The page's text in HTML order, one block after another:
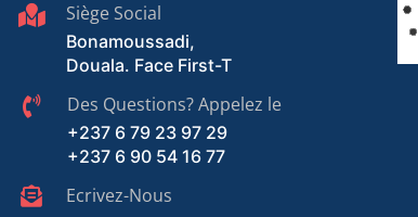
Siège Social
Bonamoussadi,
Douala. Face First-T
Des Questions? Appelez le
+237 6 79 23 97 29
+237 6 90 54 16 77
Ecrivez-Nous